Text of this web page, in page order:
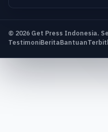
© 2026 Get Press Indonesia.
TestimoniBeritaBantuan